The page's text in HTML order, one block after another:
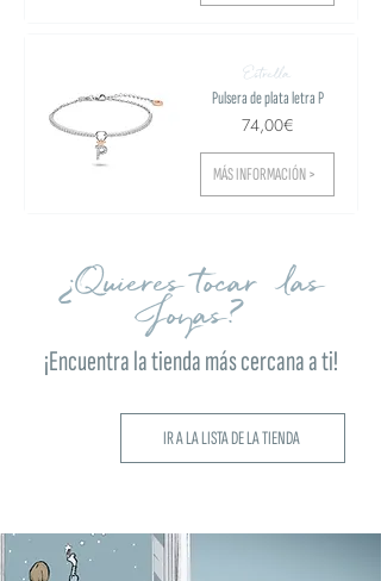
Estrella
Pulsera de plata letra P
74,00€
MÁS INFORMACIÓN >
¿Quieres tocar las
Joyas?
¡Encuentra la tienda más cercana a ti!
IR A LA LISTA DE LA TIENDA